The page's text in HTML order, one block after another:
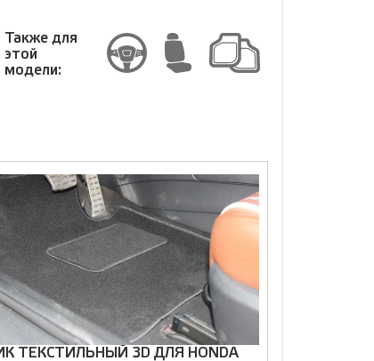
Также для
этой
модели:
ТЕКСТИЛЬНЫЙ 3D ДЛЯ HONDA